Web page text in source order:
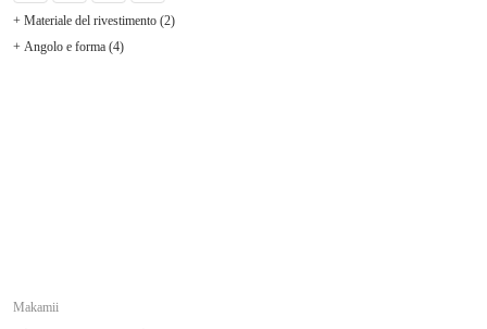
+ Materiale del rivestimento (2)
+ Angolo e forma (4)
Makamii